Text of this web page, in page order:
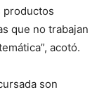
productos
que no trabajan
acotó.
son